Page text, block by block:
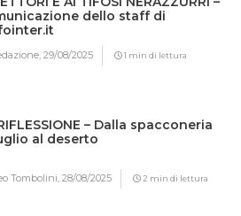
dello staff di
29/08/2025 1 min di lettura
– Dalla spacconeria
al deserto
Tombolini,28/08/2025 2 min di lettura